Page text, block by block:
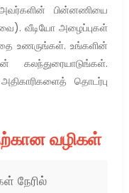
பின்னணியை
வீடியோ அழைப்புகள்
உணருங்கள். உங்களின்
கலந்துரையாடுங்கள்.
தொடர்பு
வழிகள்
நேரில்